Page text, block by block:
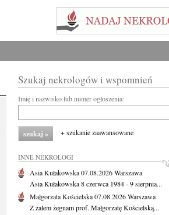
Szukaj nekrologów i wspomnień
Imię i nazwisko lub numer ogłoszenia:
+ szukanie zaawansowane
INNE NEKROLOGI
Asia Kułakowska07.08.2026Warszawa
Asia Kułakowska 8 czerwca 1984 - 9 sierpnia...
Małgorzata Kościelska07.08.2026Warszawa
Z żalem żegnam prof. Małgorzatę Kościelską...